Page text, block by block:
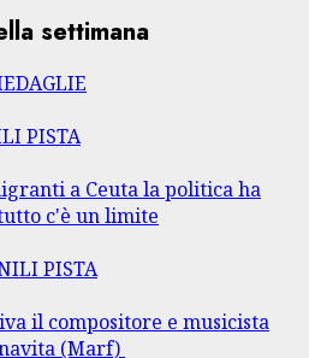
settimana
PISTA
a Ceuta la politica ha
c'è un limite
PISTA
il compositore e musicista
(Marf)